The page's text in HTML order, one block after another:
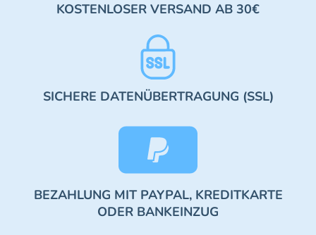
KOSTENLOSER VERSAND AB 30€
SICHERE DATENÜBERTRAGUNG (SSL)
BEZAHLUNG MIT PAYPAL, KREDITKARTE
ODER BANKEINZUG